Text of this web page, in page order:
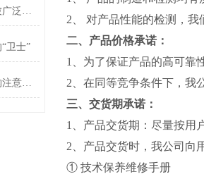
2、 对产品性能的检测，
二、产品价格承诺：
1、为了保证产品的高可
2、在同等竞争条件下，
三、交货期承诺：
1、产品交货期：尽量按
2、产品交货时，我公司
① 技术保养维修手册
气体传感器模组在哪些领域被广泛应用？
卫士”
霍尼艾格气体传感器模组选购注意事项